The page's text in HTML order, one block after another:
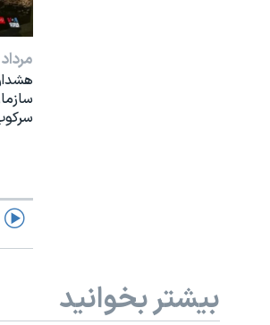
مرداد ۱۶,
بیشتر بخوانید